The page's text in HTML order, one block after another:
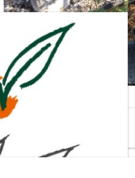
ACER PALMATUM OSAKAZUKI